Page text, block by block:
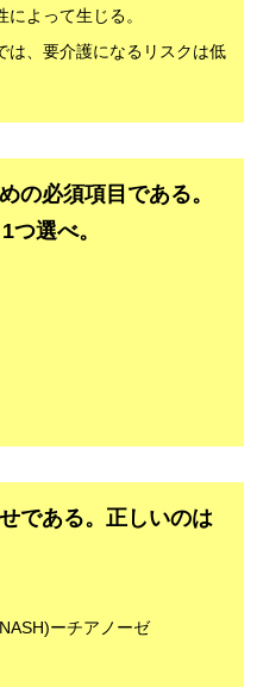
よって生じる。
は、要介護になるリスクは低
の必須項目である。
選べ。
である。正しいのは
ーチアノーゼ